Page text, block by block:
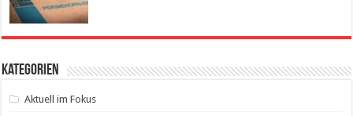
Kategorien
Aktuell im Fokus